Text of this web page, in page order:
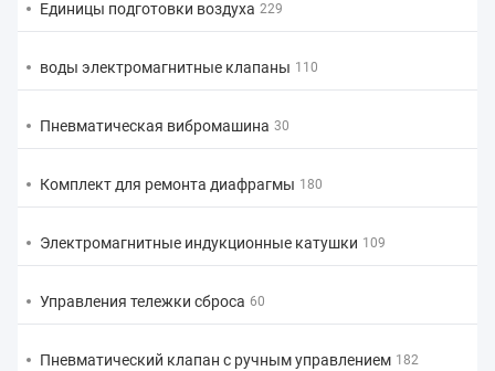
Единицы подготовки воздуха 229
воды электромагнитные клапаны 110
Пневматическая вибромашина 30
Комплект для ремонта диафрагмы 180
Электромагнитные индукционные катушки 109
Управления тележки сброса 60
Пневматический клапан с ручным управлением 182